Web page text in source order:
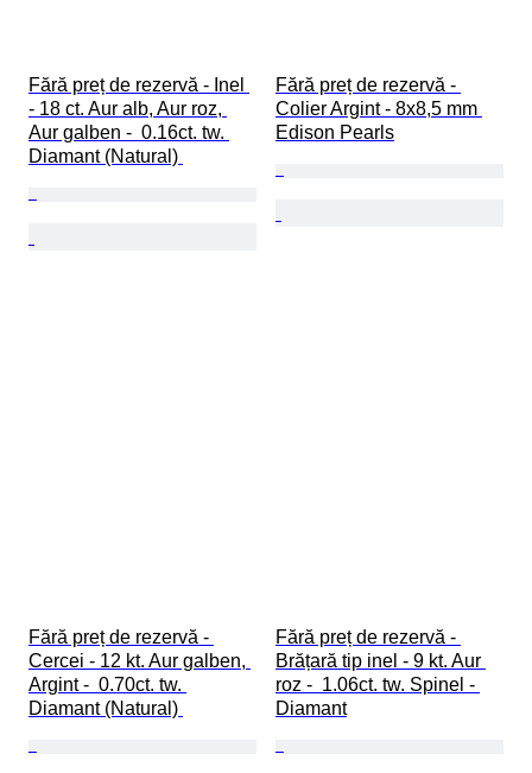
Fără preț de rezervă - Inel
- 18 ct. Aur alb, Aur roz,
Aur galben -  0.16ct. tw.
Diamant (Natural)
Fără preț de rezervă -
Colier Argint - 8x8,5 mm
Edison Pearls
Fără preț de rezervă -
Cercei - 12 kt. Aur galben,
Argint -  0.70ct. tw.
Diamant (Natural)
Fără preț de rezervă -
Brățară tip inel - 9 kt. Aur
roz -  1.06ct. tw. Spinel -
Diamant